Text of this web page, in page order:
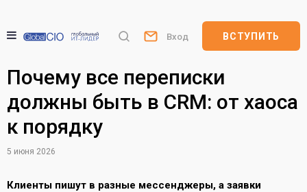
Вход ВСТУПИТЬ
Почему все переписки
должны быть в CRM: от хаоса
к порядку
5 июня 2026
Клиенты пишут в разные мессенджеры, а заявки